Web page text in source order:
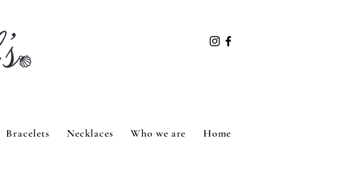
Bracelets Necklaces Who we are Home